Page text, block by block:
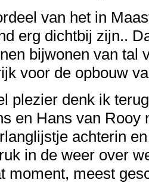
van het in
erg dichtbij zijn..
bijwonen van tal
voor de opbouw
plezier denk ik
en Hans van Rooy
achterin
in de weer over
moment, meest